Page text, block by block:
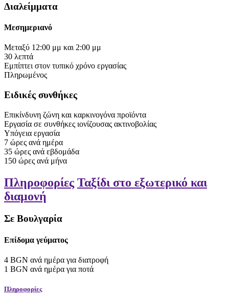
Διαλείμματα
Μεσημεριανό
Μεταξύ 12:00 μμ και 2:00 μμ
30 λεπτά
Εμπίπτει στον τυπικό χρόνο εργασίας
Πληρωμένος
Ειδικές συνθήκες
Επικίνδυνη ζώνη και καρκινογόνα προϊόντα
Εργασία σε συνθήκες ιονίζουσας ακτινοβολίας
Υπόγεια εργασία
7 ώρες ανά ημέρα
35 ώρες ανά εβδομάδα
150 ώρες ανά μήνα
Πληροφορίες Ταξίδι στο εξωτερικό και
διαμονή
Σε Βουλγαρία
Επίδομα γεύματος
4 BGN ανά ημέρα για διατροφή
1 BGN ανά ημέρα για ποτά
Πληροφορίες